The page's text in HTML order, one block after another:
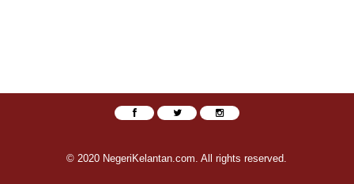
© 2020 NegeriKelantan.com. All rights reserved.